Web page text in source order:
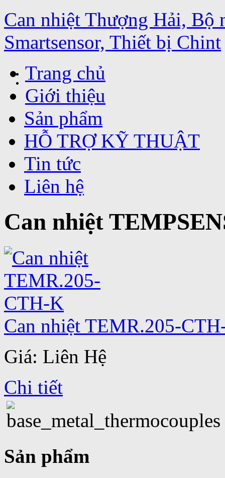
Can nhiệt Thượng Hải, Bộ
Smartsensor, Thiết bị Chint
Trang chủ
Giới thiệu
Sản phẩm
HỖ TRỢ KỸ THUẬT
Tin tức
Liên hệ
Can nhiệt
Can nhiệt TEMR.205-
Giá: Liên Hệ
Chi tiết
Sản phẩm